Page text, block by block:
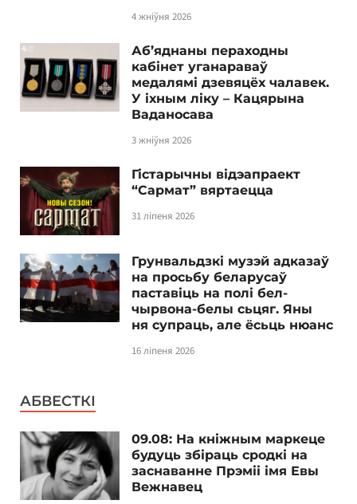
4 жніўня 2026
Аб’яднаны пераходны
кабінет уганараваў
медалямі дзевяцёх чалавек.
У іхным ліку – Кацярына
Ваданосава
3 жніўня 2026
Гістарычны відэапраект
“Сармат” вяртаецца
31 ліпеня 2026
Грунвальдзкі музэй адказаў
на просьбу беларусаў
паставіць на полі бел-
чырвона-белы сьцяг. Яны
ня супраць, але ёсьць нюанс
16 ліпеня 2026
АБВЕСТКІ
09.08: На кніжным маркеце
будуць збіраць сродкі на
заснаванне Прэміі імя Евы
Вежнавец